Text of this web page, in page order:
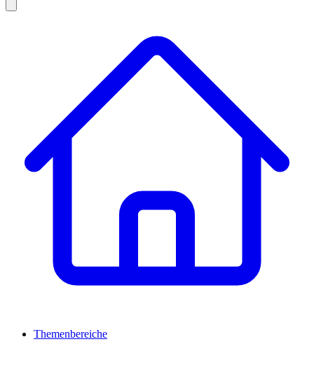
Themenbereiche